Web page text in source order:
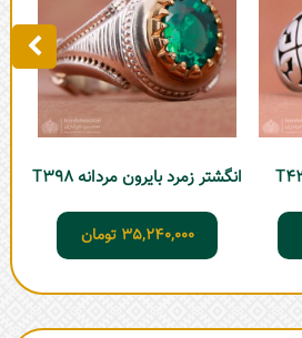
انگشتر زمرد بایرون مردانه T398
35,240,000 تومان